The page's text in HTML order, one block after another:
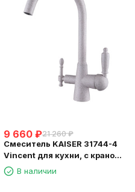
9 660 ₽21 260 ₽
Смеситель KAISER 31744-4
Vincent для кухни, с краном
для питьевой воды,
песочный
В наличии